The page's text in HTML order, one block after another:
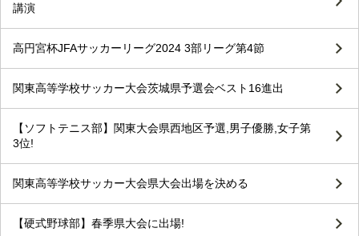
講演
高円宮杯JFAサッカーリーグ2024 3部リーグ第4節
関東高等学校サッカー大会茨城県予選会ベスト16進出
【ソフトテニス部】関東大会県西地区予選,男子優勝,女子第
3位!
関東高等学校サッカー大会県大会出場を決める
【硬式野球部】春季県大会に出場!